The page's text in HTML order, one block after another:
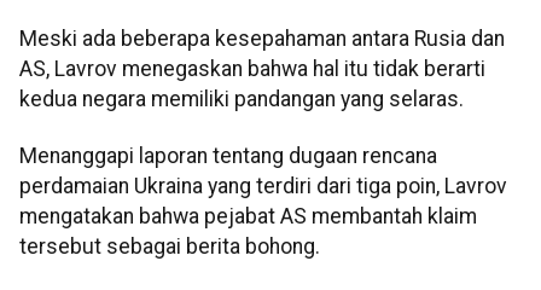
Meski ada beberapa kesepahaman antara Rusia dan
AS, Lavrov menegaskan bahwa hal itu tidak berarti
kedua negara memiliki pandangan yang selaras.
Menanggapi laporan tentang dugaan rencana
perdamaian Ukraina yang terdiri dari tiga poin, Lavrov
mengatakan bahwa pejabat AS membantah klaim
tersebut sebagai berita bohong.